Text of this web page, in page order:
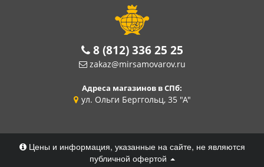
8 (812) 336 25 25
zakaz@mirsamovarov.ru
Адреса магазинов в СПб:
ул. Ольги Берггольц, 35 "А"
Цены и информация, указанные на сайте, не являются
публичной офертой